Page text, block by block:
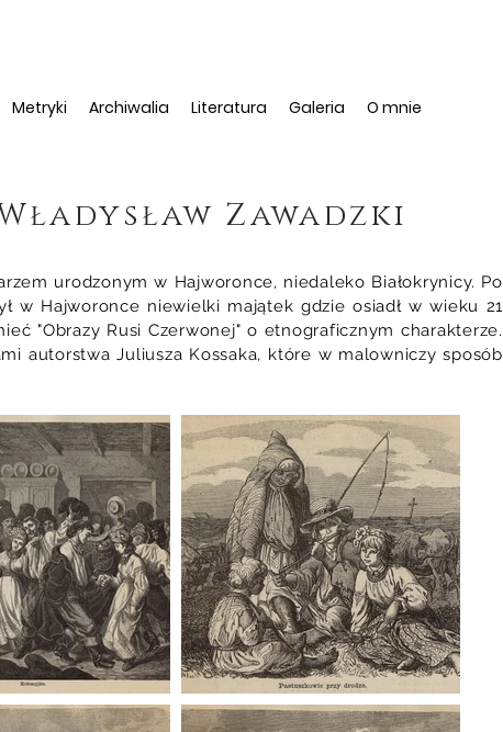
Metryki Archiwalia Literatura Galeria O mnie
Zawadzki
urodzonym w Hajworonce, niedaleko Białokrynicy. Po
w Hajworonce niewielki majątek gdzie osiadł w wieku 21
"Obrazy Rusi Czerwonej" o etnograficznym charakterze.
autorstwa Juliusza Kossaka, które w malowniczy sposób